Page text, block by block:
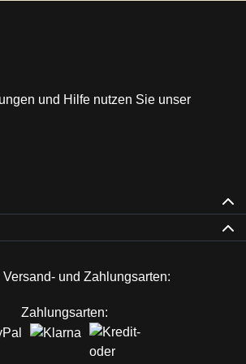
und Hilfe nutzen Sie unser
vorbei – öffnet in neuem Tab (externer
Versand- und Zahlungsarten:
Zahlungsarten: